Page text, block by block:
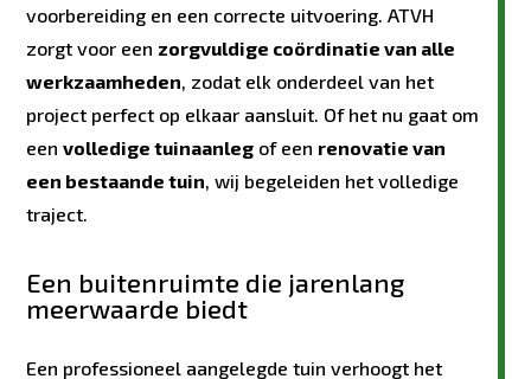
voorbereiding en een correcte uitvoering. ATVH
zorgt voor een zorgvuldige coördinatie van alle
werkzaamheden, zodat elk onderdeel van het
project perfect op elkaar aansluit. Of het nu gaat om
eenvolledige tuinaanleg of een renovatie van
een bestaande tuin, wij begeleiden het volledige
traject.
Een buitenruimte die jarenlang
meerwaarde biedt
Een professioneel aangelegde tuin verhoogt het